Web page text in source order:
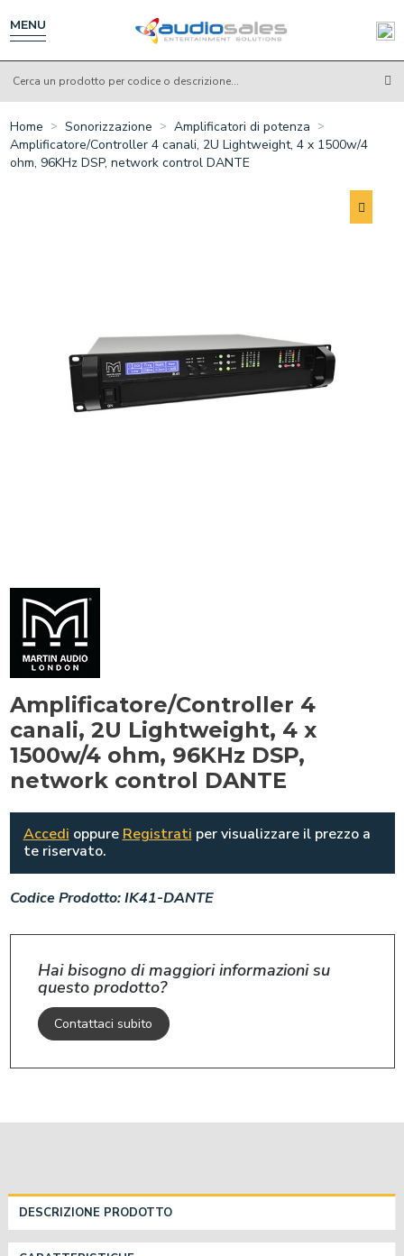
contenuto
principale
MENU
Home Sonorizzazione
Amplificatori di potenza
Amplificatore/Controller 4 canali, 2U Lightweight, 4 x 1500w/4
ohm, 96KHz DSP, network control DANTE
Amplificatore/Controller 4
canali, 2U Lightweight, 4 x
1500w/4 ohm, 96KHz DSP,
network control DANTE
Accedi oppure Registrati per visualizzare il prezzo a
te riservato.
Codice Prodotto: IK41-DANTE
Hai bisogno di maggiori informazioni su
questo prodotto?
Contattaci subito
DESCRIZIONE PRODOTTO